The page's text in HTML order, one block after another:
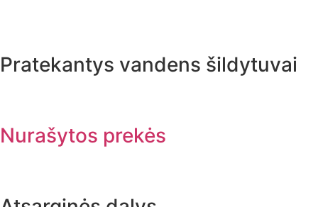
Pratekantys vandens šildytuvai
Nurašytos prekės